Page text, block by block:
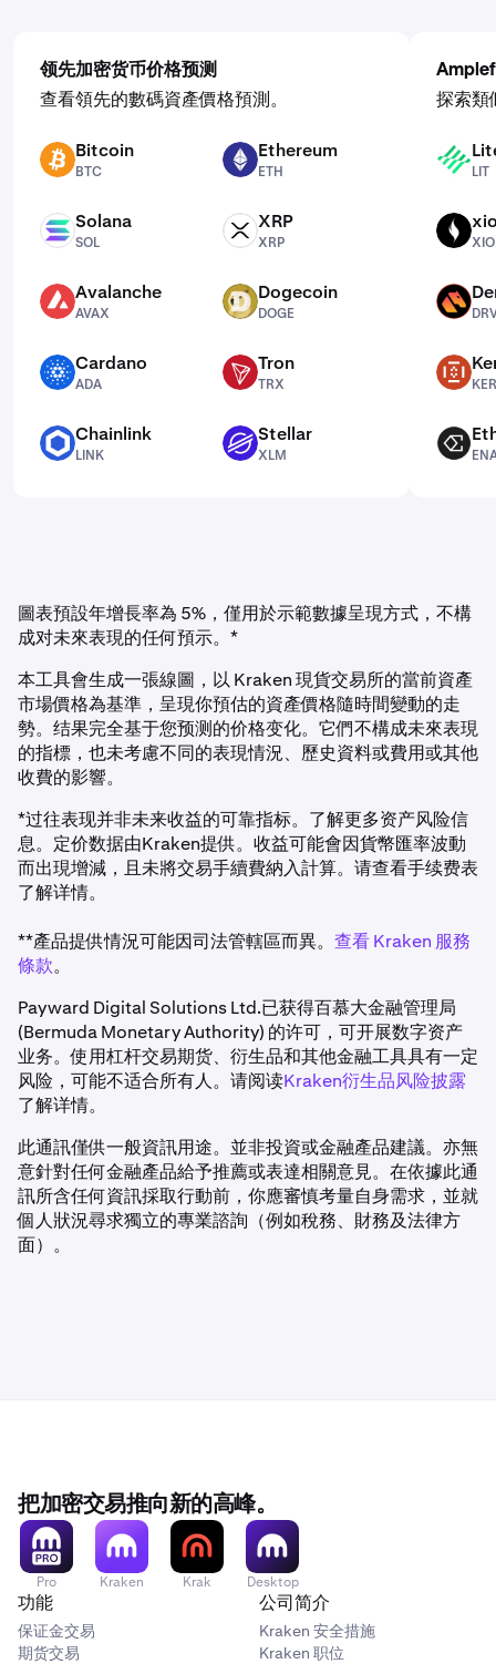
领先加密货币价格预测
查看領先的數碼資產價格預測。
BTC Bitcoin
BTC
ETH Ethereum
ETH
SOL Solana
SOL
XRP XRP
XRP
AVAX Avalanche
AVAX
DOGE Dogecoin
DOGE
ADA Cardano
ADA
TRX Tron
TRX
Chainlink
LINK
XLM Stellar
XLM
探索類
LIT
LIT
XION
DRV
KERNEL
ENA
圖表預設年增長率為 5%，僅用於示範數據呈現方式，不構
成对未來表現的任何預示。*
本工具會生成一張線圖，以 Kraken 現貨交易所的當前資產
市場價格為基準，呈現你預估的資產價格隨時間變動的走
勢。结果完全基于您预测的价格变化。它們不構成未來表現
的指標，也未考慮不同的表現情況、歷史資料或費用或其他
收費的影響。
*过往表现并非未来收益的可靠指标。了解更多资产风险信
息。定价数据由Kraken提供。收益可能會因貨幣匯率波動
而出現增減，且未將交易手續費納入計算。请查看手续费表
了解详情。
**產品提供情況可能因司法管轄區而異。 查看 Kraken 服務
條款。
Payward Digital Solutions Ltd.已获得百慕大金融管理局
(Bermuda Monetary Authority) 的许可，可开展数字资产
业务。使用杠杆交易期货、衍生品和其他金融工具具有一定
风险，可能不适合所有人。请阅读Kraken衍生品风险披露
了解详情。
此通訊僅供一般資訊用途。並非投資或金融產品建議。亦無
意針對任何金融產品給予推薦或表達相關意見。在依據此通
訊所含任何資訊採取行動前，你應審慎考量自身需求，並就
個人狀況尋求獨立的專業諮詢（例如稅務、財務及法律方
面）。
把加密交易推向新的高峰。
Pro Kraken Krak Desktop
功能
保证金交易
期货交易
公司简介
Kraken 安全措施
Kraken 职位